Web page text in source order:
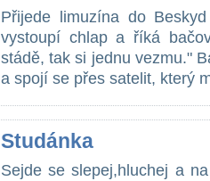
Přijede limuzína do
vystoupí chlap a říká
stádě, tak si jednu vezmu."
a spojí se přes satelit, který
Studánka
Sejde se slepej,hluchej a